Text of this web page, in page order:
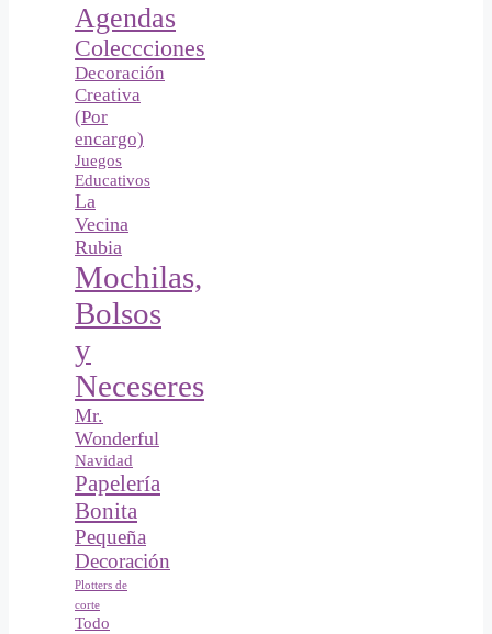
Agendas
Coleccciones
Decoración
Creativa
(Por
encargo)
Juegos
Educativos
La
Vecina
Rubia
Mochilas,
Bolsos
y
Neceseres
Mr.
Wonderful
Navidad
Papelería
Bonita
Pequeña
Decoración
Plotters de
corte
Todo